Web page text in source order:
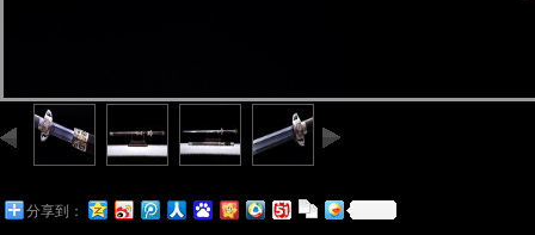
分享到：